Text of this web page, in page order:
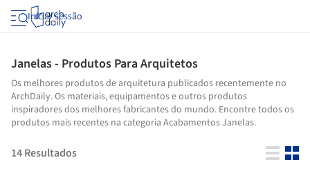
Iniciar sessão
Janelas - Produtos Para Arquitetos
Os melhores produtos de arquitetura publicados recentemente no
ArchDaily. Os materiais, equipamentos e outros produtos
inspiradores dos melhores fabricantes do mundo. Encontre todos os
produtos mais recentes na categoria Acabamentos Janelas.
14Resultados